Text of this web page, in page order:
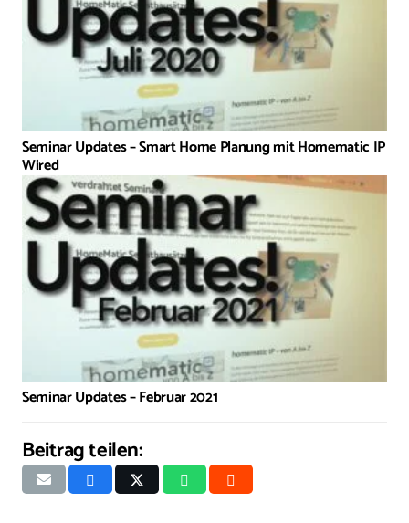
Seminar Updates – Smart Home Planung mit Homematic IP
Wired
Seminar Updates – Februar 2021
Beitrag teilen: